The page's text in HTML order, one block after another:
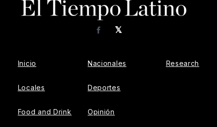
𝕏
Facebook
Inicio
Locales
Food and Drink
Nacionales
Deportes
Opinión
Research